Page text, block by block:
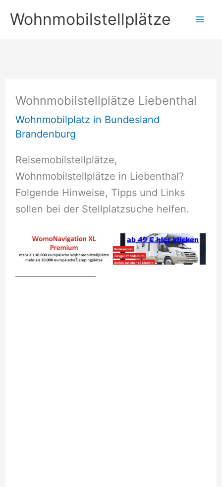
Inhalt
springen
Wohnmobilstellplätze
Wohnmobilstellplätze Liebenthal
Wohnmobilplatz in Bundesland
Brandenburg
Reisemobilstellplätze,
Wohnmobilstellplätze in Liebenthal?
Folgende Hinweise, Tipps und Links
sollen bei der Stellplatzsuche helfen.